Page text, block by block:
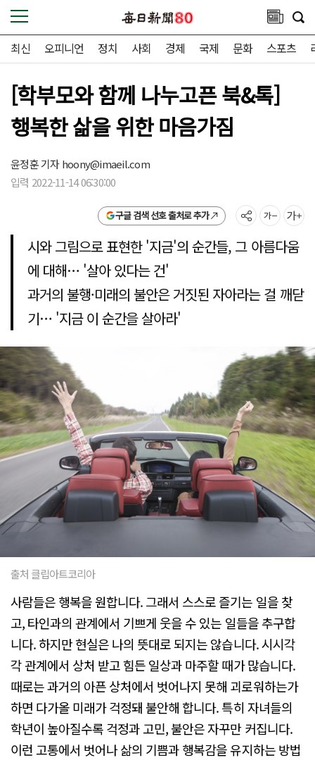
최신 오피니언 정치 사회 경제 국제 문화 스포츠
[학부모와 함께 나누고픈 북&톡]
행복한 삶을 위한 마음가짐
윤정훈 기자hoony@imaeil.com
입력 2022-11-14 06:30:00
구글 검색 선호 출처로 추가
시와 그림으로 표현한 '지금'의 순간들, 그 아름다움
에 대해… '살아 있다는 건'
과거의 불행·미래의 불안은 거짓된 자아라는 걸 깨닫
기… '지금 이 순간을 살아라'
출처 클립아트코리아
사람들은 행복을 원합니다. 그래서 스스로 즐기는 일을 찾
고, 타인과의 관계에서 기쁘게 웃을 수 있는 일들을 추구합
니다. 하지만 현실은 나의 뜻대로 되지는 않습니다. 시시각
각 관계에서 상처 받고 힘든 일상과 마주할 때가 많습니다.
때로는 과거의 아픈 상처에서 벗어나지 못해 괴로워하는가
하면 다가올 미래가 걱정돼 불안해 합니다. 특히 자녀들의
학년이 높아질수록 걱정과 고민, 불안은 자꾸만 커집니다.
이런 고통에서 벗어나 삶의 기쁨과 행복감을 유지하는 방법